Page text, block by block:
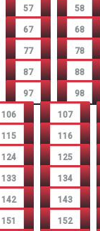
57 58
67 68
77 78
87 88
97 98
106 107
115 116
124 125
133 134
142 143
151 152